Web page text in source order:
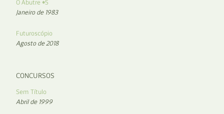
O Abutre #5
Janeiro de 1983
Futuroscópio
Agosto de 2018
CONCURSOS
Sem Título
Abril de 1999